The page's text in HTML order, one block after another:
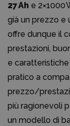
27 Ah e 2×1000
già un prezzo e
offre dunque il
prestazioni,
e
pratico a
prezzo/
più ragionevoli
un modello di